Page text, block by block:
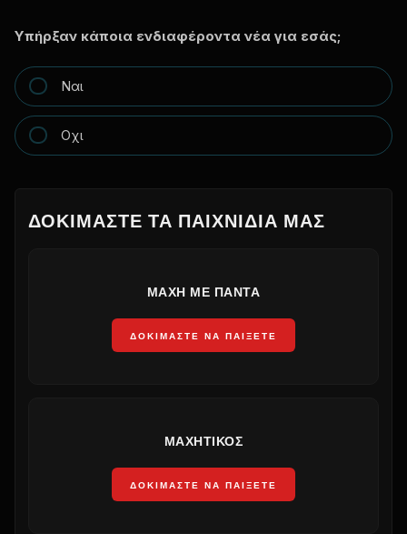
Υπήρξαν κάποια ενδιαφέροντα νέα για εσάς;
Ναι
Οχι
ΔΟΚΙΜΆΣΤΕ ΤΑ ΠΑΙΧΝΊΔΙΑ ΜΑΣ
ΜΆΧΗ ΜΕ ΠΆΝΤΑ
ΔΟΚΙΜΆΣΤΕ ΝΑ ΠΑΊΞΕΤΕ
ΜΑΧΗΤΙΚΌΣ
ΔΟΚΙΜΆΣΤΕ ΝΑ ΠΑΊΞΕΤΕ